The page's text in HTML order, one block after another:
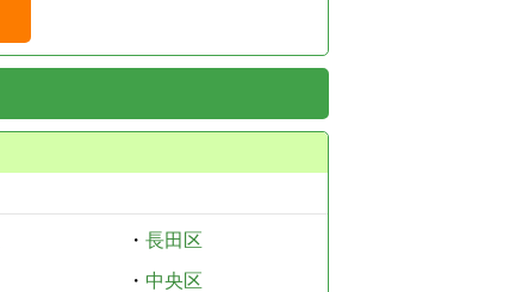
・ 長田区
・ 中央区